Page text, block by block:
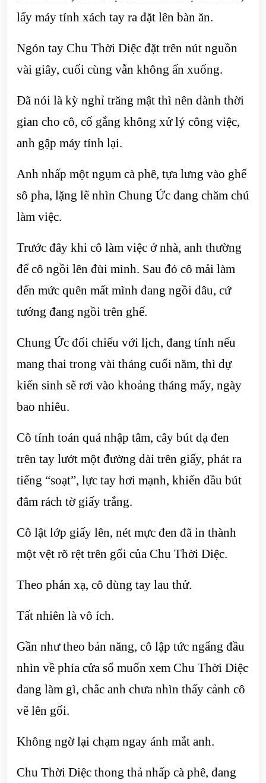
lấy máy tính xách tay ra đặt lên bàn ăn.
Ngón tay Chu Thời Diệc đặt trên nút nguồn
vài giây, cuối cùng vẫn không ấn xuống.
Đã nói là kỳ nghỉ trăng mật thì nên dành thời
gian cho cô, cố gắng không xử lý công việc,
anh gập máy tính lại.
Anh nhấp một ngụm cà phê, tựa lưng vào ghế
sô pha, lặng lẽ nhìn Chung Ức đang chăm chú
làm việc.
Trước đây khi cô làm việc ở nhà, anh thường
để cô ngồi lên đùi mình. Sau đó cô mải làm
đến mức quên mất mình đang ngồi đâu, cứ
tưởng đang ngồi trên ghế.
Chung Ức đối chiếu với lịch, đang tính nếu
mang thai trong vài tháng cuối năm, thì dự
kiến sinh sẽ rơi vào khoảng tháng mấy, ngày
bao nhiêu.
Cô tính toán quá nhập tâm, cây bút dạ đen
trên tay lướt một đường dài trên giấy, phát ra
tiếng “soạt”, lực tay hơi mạnh, khiến đầu bút
đâm rách tờ giấy trắng.
Cô lật lớp giấy lên, nét mực đen đã in thành
một vệt rõ rệt trên gối của Chu Thời Diệc.
Theo phản xạ, cô dùng tay lau thử.
Tất nhiên là vô ích.
Gần như theo bản năng, cô lập tức ngẩng đầu
nhìn về phía cửa sổ muốn xem Chu Thời Diệc
đang làm gì, chắc anh chưa nhìn thấy cảnh cô
vẽ lên gối.
Không ngờ lại chạm ngay ánh mắt anh.
Chu Thời Diệc thong thả nhấp cà phê, đang